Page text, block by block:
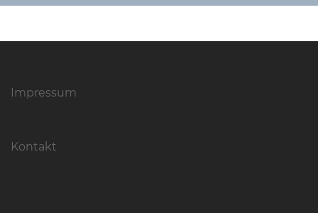
Impressum
Kontakt